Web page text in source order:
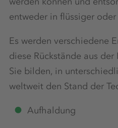
entweder in flüssiger oder
Es werden verschiedene
diese Rückstände aus
Sie bilden, in
weltweit den Stand der
Aufhaldung